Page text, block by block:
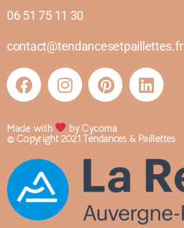
06 51 75 11 30
contact@tendancesetpaillettes.fr
Made with by Cycoma
© Copyright 2021 Tendances & Paillettes